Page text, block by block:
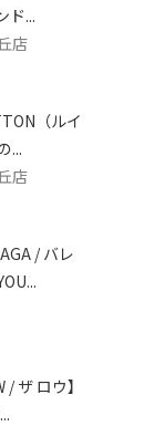
ド...
店
（ルイ
...
店
/ バレ
/ ザ ロウ】